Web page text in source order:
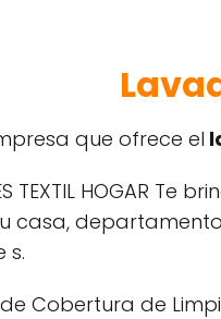
que ofrece el
TEXTIL HOGAR Te
casa,
s.
Cobertura de